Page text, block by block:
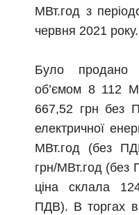
МВт.год з
червня 2021 року.
Було продано
об’ємом 8 112
667,52 грн без
електричної
МВт.год (без
грн/МВт.год
ціна склала
ПДВ). В торгах